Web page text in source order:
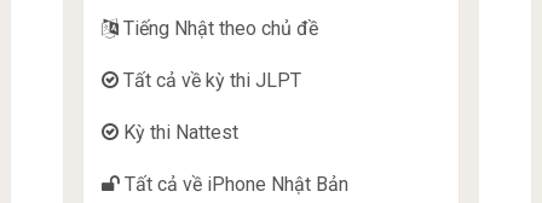
Tiếng Nhật theo chủ đề
Tất cả về kỳ thi JLPT
Kỳ thi Nattest
Tất cả về iPhone Nhật Bản